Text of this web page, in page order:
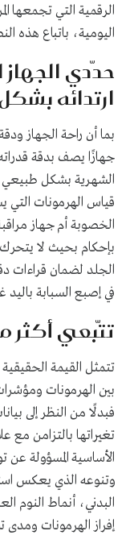
الرقمية التي تجمعها
اليومية، باتباع هذه
حدّدي
ارتدائه
بما أن راحة الجهاز
جهازًا يصف بدقة
الشهرية بشكل طبيعي
قياس الهرمونات
الخصوبة أم جهاز
بإحكام بحيث لا
الجلد لضمان قراءات
في إصبع السبابة
تتّبعي أكثر
تتمثل القيمة
بين الهرمونات
فبدلًا من النظر إلى
تغيراتها بالتزامن
الأساسية المسؤولة
وتنوعه الذي يعكس
البدني، أنماط النوم
إفراز الهرمونات ومدى